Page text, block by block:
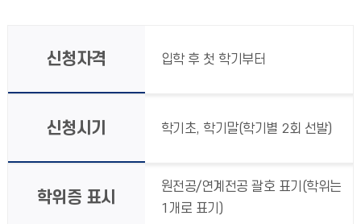
신청자격 입학 후 첫 학기부터
신청시기 학기초, 학기말(학기별 2회 선발)
학위증 표시
원전공/연계전공 괄호 표기(학위는
1개로 표기)